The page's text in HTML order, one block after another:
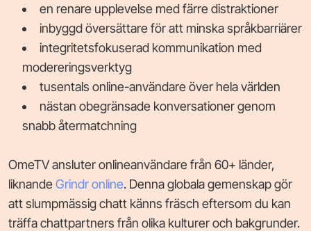
en renare upplevelse med färre distraktioner
inbyggd översättare för att minska språkbarriärer
integritetsfokuserad kommunikation med
modereringsverktyg
tusentals online-användare över hela världen
nästan obegränsade konversationer genom
snabb återmatchning
OmeTV ansluter onlineanvändare från 60+ länder,
liknande Grindr online. Denna globala gemenskap gör
att slumpmässig chatt känns fräsch eftersom du kan
träffa chattpartners från olika kulturer och bakgrunder.